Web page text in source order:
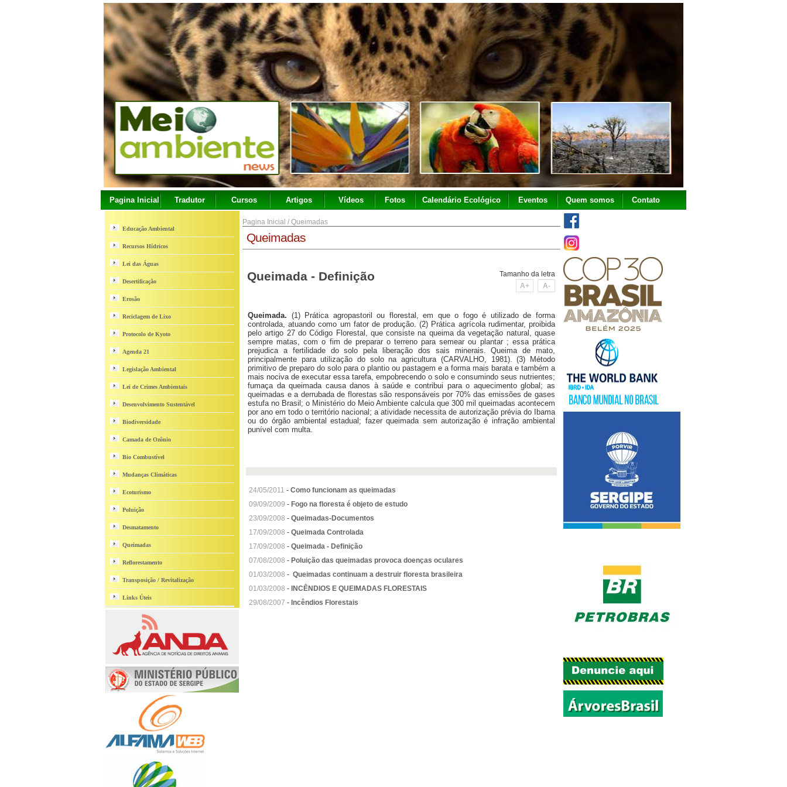
Pagina Inicial Tradutor Cursos Artigos Vídeos Fotos Calendário Ecológico Eventos Quem somos Contato
Educação Ambiental
Recursos Hídricos
Lei das Águas
Desertificação
Erosão
Reciclagem de Lixo
Protocolo de Kyoto
Agenda 21
Legislação Ambiental
Lei de Crimes Ambientais
Desenvolvimento Sustentável
Biodiversidade
Camada de Ozônio
Bio Combustível
Mudanças Climáticas
Ecoturismo
Poluição
Desmatamento
Queimadas
Reflorestamento
Transposição / Revitalização
Links Úteis
Pagina Inicial / Queimadas
Queimadas
Queimada - Definição
Tamanho da letra
A+
A-
Queimada. (1) Prática agropastoril ou florestal, em que o fogo é utilizado de forma
controlada, atuando como um fator de produção. (2) Prática agrícola rudimentar, proibida
pelo artigo 27 do Código Florestal, que consiste na queima da vegetação natural, quase
sempre matas, com o fim de preparar o terreno para semear ou plantar ; essa prática
prejudica a fertilidade do solo pela liberação dos sais minerais. Queima de mato,
principalmente para utilização do solo na agricultura (CARVALHO, 1981). (3) Método
primitivo de preparo do solo para o plantio ou pastagem e a forma mais barata e também a
mais nociva de executar essa tarefa, empobrecendo o solo e consumindo seus nutrientes;
fumaça da queimada causa danos à saúde e contribui para o aquecimento global; as
queimadas e a derrubada de florestas são responsáveis por 70% das emissões de gases
estufa no Brasil; o Ministério do Meio Ambiente calcula que 300 mil queimadas acontecem
por ano em todo o território nacional; a atividade necessita de autorização prévia do Ibama
ou do órgão ambiental estadual; fazer queimada sem autorização é infração ambiental
punível com multa.
24/05/2011 - Como funcionam as queimadas
09/09/2009 - Fogo na floresta é objeto de estudo
23/09/2008 - Queimadas-Documentos
17/09/2008 - Queimada Controlada
17/09/2008 - Queimada - Definição
07/08/2008 - Poluição das queimadas provoca doenças oculares
01/03/2008 - Queimadas continuam a destruir floresta brasileira
01/03/2008 - INCÊNDIOS E QUEIMADAS FLORESTAIS
29/08/2007 - Incêndios Florestais